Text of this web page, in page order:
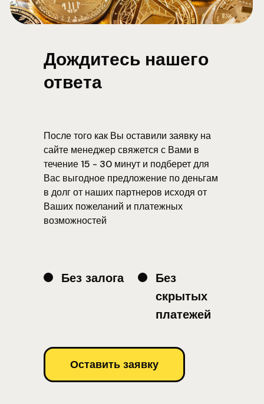
После того как Вы оставили заявку на
сайте менеджер свяжется с Вами в
течение 15 - 30 минут и подберет для
Вас выгодное предложение по деньгам
в долг от наших партнеров исходя от
Ваших пожеланий и платежных
возможностей
Дождитесь нашего
ответа
Оставить заявку
Без залога
Без
скрытых
платежей